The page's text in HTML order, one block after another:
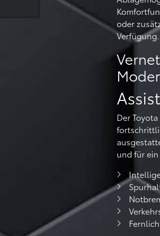
oder
Verfügung.
Der
und für